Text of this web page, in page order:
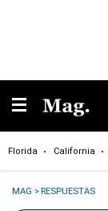
Florida California
MAG >RESPUESTAS